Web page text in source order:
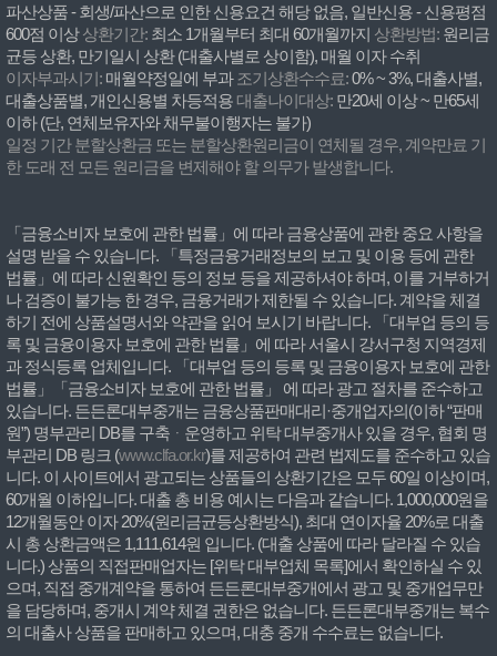
파산상품 - 회생/파산으로 인한 신용요건 해당 없음, 일반신용 - 신용평점
600점 이상상환기간: 최소 1개월부터 최대 60개월까지 상환방법: 원리금
균등 상환, 만기일시 상환 (대출사별로 상이함), 매월 이자 수취
이자부과시기: 매월약정일에 부과 조기상환수수료:0% ~ 3%, 대출사별,
대출상품별, 개인신용별 차등적용 대출나이대상: 만20세 이상 ~ 만65세
이하 (단, 연체보유자와 채무불이행자는 불가)
일정 기간 분할상환금 또는 분할상환원리금이 연체될 경우, 계약만료 기
한 도래 전 모든 원리금을 변제해야 할 의무가 발생합니다.
「금융소비자 보호에 관한 법률」에 따라 금융상품에 관한 중요 사항을
설명 받을 수 있습니다. 「특정금융거래정보의 보고 및 이용 등에 관한
법률」에 따라 신원확인 등의 정보 등을 제공하셔야 하며, 이를 거부하거
나 검증이 불가능 한 경우, 금융거래가 제한될 수 있습니다. 계약을 체결
하기 전에 상품설명서와 약관을 읽어 보시기 바랍니다. 「대부업 등의 등
록 및 금융이용자 보호에 관한 법률」에 따라 서울시 강서구청 지역경제
과 정식등록 업체입니다. 「대부업 등의 등록 및 금융이용자 보호에 관한
법률」「금융소비자 보호에 관한 법률」 에 따라 광고 절차를 준수하고
있습니다. 든든론대부중개는 금융상품판매대리·중개업자의(이하 “판매
원”) 명부관리 DB를 구축ᆞ운영하고 위탁 대부중개사 있을 경우, 협회 명
부관리 DB 링크 (www.clfa.or.kr)를 제공하여 관련 법제도를 준수하고 있습
니다. 이 사이트에서 광고되는 상품들의 상환기간은 모두 60일 이상이며,
60개월 이하입니다. 대출 총 비용 예시는 다음과 같습니다. 1,000,000원을
12개월동안 이자 20%(원리금균등상환방식), 최대 연이자율 20%로 대출
시 총 상환금액은 1,111,614원 입니다. (대출 상품에 따라 달라질 수 있습
니다.) 상품의 직접판매업자는 [위탁 대부업체 목록]에서 확인하실 수 있
으며, 직접 중개계약을 통하여 든든론대부중개에서 광고 및 중개업무만
을 담당하며, 중개시 계약 체결 권한은 없습니다. 든든론대부중개는 복수
의 대출사 상품을 판매하고 있으며, 대충 중개 수수료는 없습니다.